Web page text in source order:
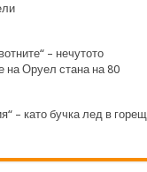
– нечутото
на Оруел стана на 80
– като бучка лед в горещ